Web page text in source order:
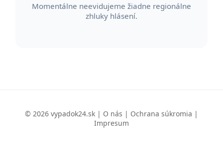
Momentálne neevidujeme žiadne regionálne
zhluky hlásení.
© 2026 vypadok24.sk | O nás | Ochrana súkromia |
Impresum